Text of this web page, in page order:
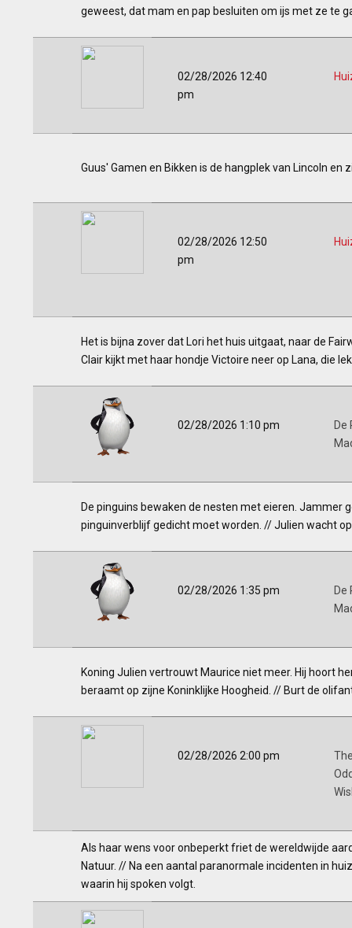
geweest, dat mam en pap besluiten om ijs met ze te
02/28/2026 12:40
pm
Guus' Gamen en Bikken is de hangplek van Lincoln
02/28/2026 12:50
pm
Het is bijna zover dat Lori het huis uitgaat, naar de
Clair kijkt met haar hondje Victoire neer op Lana, die
02/28/2026 1:10 pm
De
De pinguins bewaken de nesten met eieren. Jammer
pinguinverblijf gedicht moet worden. // Julien wacht
02/28/2026 1:35 pm
De
Koning Julien vertrouwt Maurice niet meer. Hij hoort
beraamt op zijne Koninklijke Hoogheid. // Burt de
02/28/2026 2:00 pm
Als haar wens voor onbeperkt friet de wereldwijde
Natuur. // Na een aantal paranormale incidenten in
waarin hij spoken volgt.